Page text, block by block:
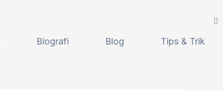
Biografi Blog Tips & Trik